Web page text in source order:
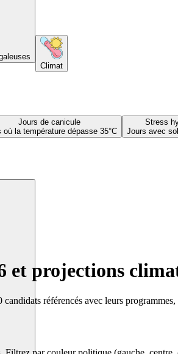
Climat
Jours de canicule
où la température dépasse 35°C
Stress
Jours avec
et projections
référencés avec leurs